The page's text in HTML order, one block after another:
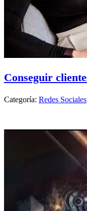
Conseguir
Categoría: Redes Sociales